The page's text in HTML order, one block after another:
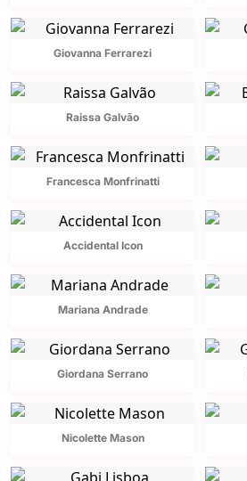
Giovanna Ferrarezi
Raissa Galvão
Francesca Monfrinatti
Accidental Icon
Mariana Andrade
Giordana Serrano
Nicolette Mason